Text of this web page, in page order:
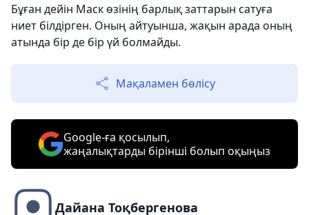
Бұған дейін Маск өзінің барлық заттарын сатуға
ниет білдірген. Оның айтуынша, жақын арада оның
атында бір де бір үй болмайды.
Мақаламен бөлісу
Google-ға қосылып,
жаңалықтарды бірінші болып оқыңыз
Дайана Тоқбергенова